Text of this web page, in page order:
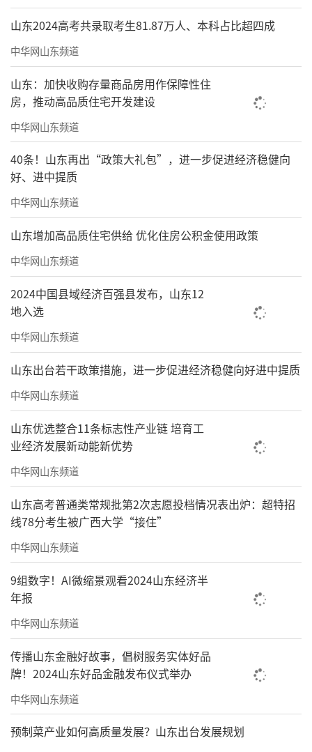
山东2024高考共录取考生81.87万人、本科占比超四成
中华网山东频道
山东：加快收购存量商品房用作保障性住
房，推动高品质住宅开发建设
中华网山东频道
40条！山东再出“政策大礼包”，进一步促进经济稳健向
好、进中提质
中华网山东频道
山东增加高品质住宅供给 优化住房公积金使用政策
中华网山东频道
2024中国县域经济百强县发布，山东12
地入选
中华网山东频道
山东出台若干政策措施，进一步促进经济稳健向好进中提质
中华网山东频道
山东优选整合11条标志性产业链 培育工
业经济发展新动能新优势
中华网山东频道
山东高考普通类常规批第2次志愿投档情况表出炉：超特招
线78分考生被广西大学“接住”
中华网山东频道
9组数字！AI微缩景观看2024山东经济半
年报
中华网山东频道
传播山东金融好故事，倡树服务实体好品
牌！2024山东好品金融发布仪式举办
中华网山东频道
预制菜产业如何高质量发展？山东出台发展规划